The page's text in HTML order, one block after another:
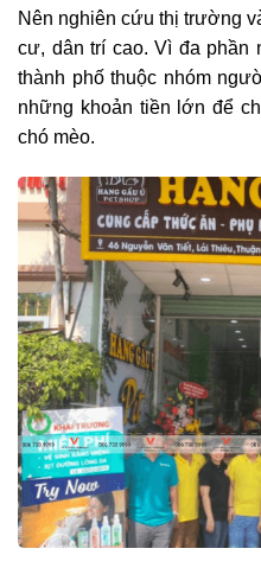
Nên nghiên cứu thị trường
cư, dân trí cao. Vì đa phần
thành phố thuộc nhóm
những khoản tiền lớn để
chó mèo.